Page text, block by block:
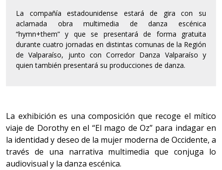
La compañía estadounidense estará de gira con su
aclamada obra multimedia de danza escénica
“hymn+them” y que se presentará de forma gratuita
durante cuatro jornadas en distintas comunas de la Región
de Valparaíso, junto con Corredor Danza Valparaíso y
quien también presentará su producciones de danza.
La exhibición es una composición que recoge el mítico
viaje de Dorothy en el “El mago de Oz” para indagar en
la identidad y deseo de la mujer moderna de Occidente, a
través de una narrativa multimedia que conjuga lo
audiovisual y la danza escénica.